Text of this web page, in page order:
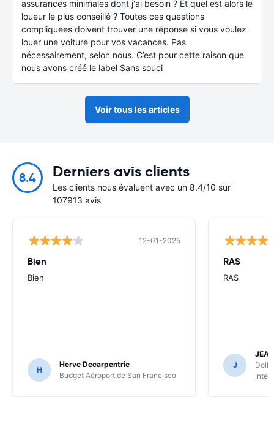
assurances minimales dont j'ai besoin ? Et quel est alors le
loueur le plus conseillé ? Toutes ces questions
compliquées doivent trouver une réponse si vous voulez
louer une voiture pour vos vacances. Pas
nécessairement, selon nous. C’est pour cette raison que
nous avons créé le label Sans souci
Voir tous les articles
8.4 Derniers avis clients
Les clients nous évaluent avec un 8.4/10 sur
107913 avis
12-01-2025
Bien
Bien
H
Herve Decarpentrie
Budget Aéroport de San Francisco
RAS
RAS
J